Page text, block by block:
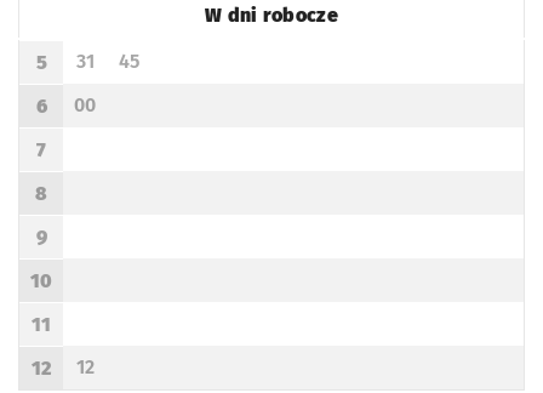
W dni robocze
Rozkład jazdy -
Godzina odjazdu
5
Odjazd
31
minut po godzinie 5
Odjazd
45
minut po godzinie 5
Godzina odjazdu
6
Odjazd
00
minut po godzinie 6
Godzina odjazdu
7
Godzina odjazdu
8
Godzina odjazdu
9
Godzina odjazdu
10
Godzina odjazdu
11
Godzina odjazdu
12
Odjazd
12
minut po godzinie 12